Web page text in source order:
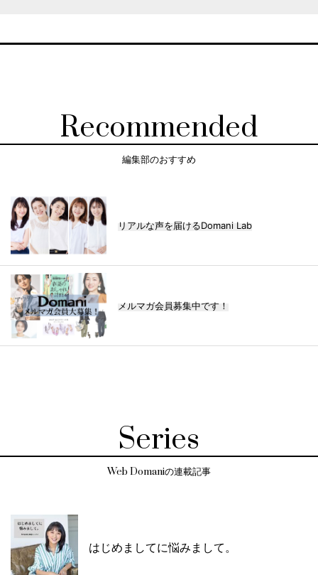
Recommended
編集部のおすすめ
リアルな声を届けるDomani Lab
メルマガ会員募集中です！
Series
Web Domaniの連載記事
はじめましてに悩みまして。